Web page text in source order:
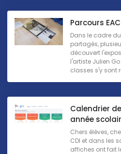
Parcours
Dans le cadre
partagés,
découvert
l'artiste Julien Go
classes s'y sont
Calendrier
année
Chers élèves,
CDI et dans les
affiches ont fait